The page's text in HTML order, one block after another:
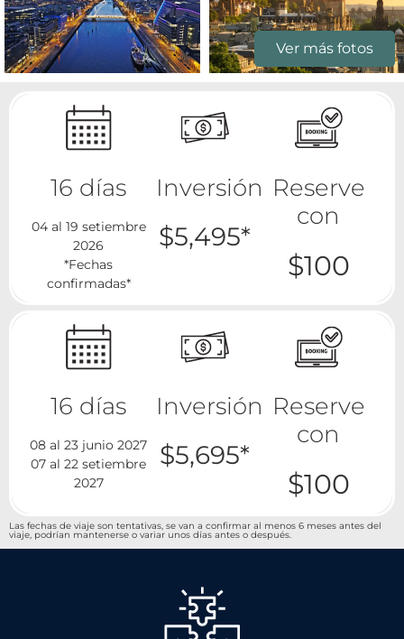
Ver más fotos
16 días
04 al 19 setiembre
2026
*Fechas
confirmadas*
Inversión
$5,495*
Reserve
con
$100
16 días
08 al 23 junio 2027
07 al 22 setiembre
2027
Inversión
$5,695*
Reserve
con
$100
Las fechas de viaje son tentativas, se van a confirmar al menos 6 meses antes del
viaje, podrían mantenerse o variar unos días antes o después.